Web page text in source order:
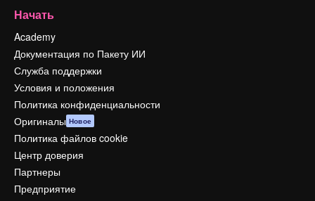
Начать
Academy
Документация по Пакету ИИ
Служба поддержки
Условия и положения
Политика конфиденциальности
Оригиналы Новое
Политика файлов cookie
Центр доверия
Партнеры
Предприятие